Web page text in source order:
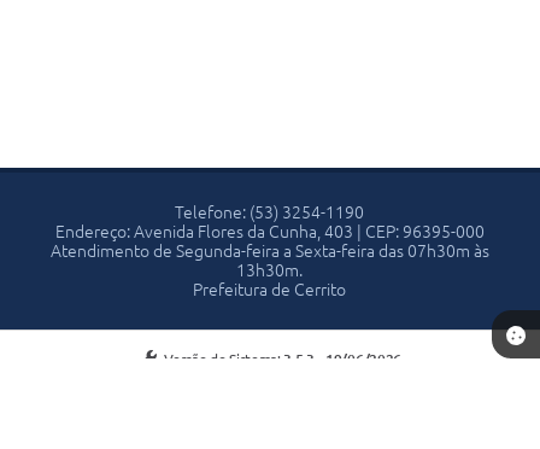
Telefone: (53) 3254-1190
Endereço: Avenida Flores da Cunha, 403 | CEP: 96395-000
Atendimento de Segunda-feira a Sexta-feira das 07h30m às
13h30m.
Prefeitura de Cerrito
Versão do Sistema: 3.5.3 - 19/06/2026